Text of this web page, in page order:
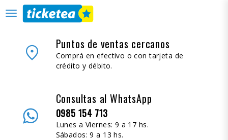
desplegar
navegación
place Puntos de ventas cercanos
Comprá en efectivo o con tarjeta de
crédito y débito.
Consultas al WhatsApp
0985 154 713
Lunes a Viernes: 9 a 17 hs.
Sábados: 9 a 13 hs.